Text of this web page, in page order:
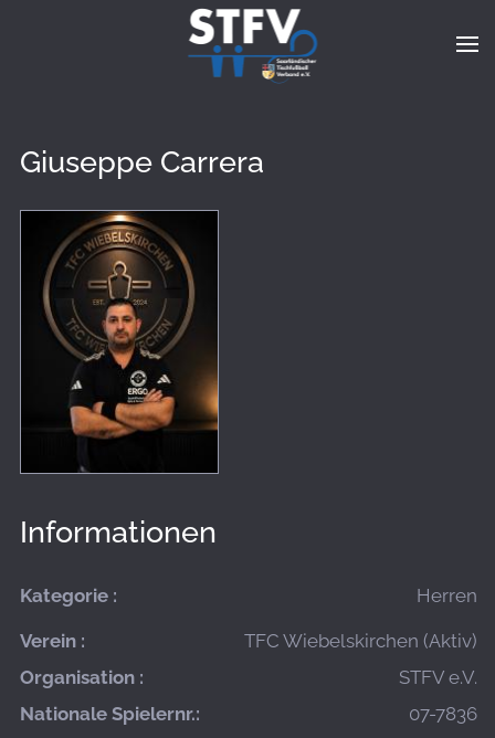
Zum Hauptinhalt springen
Giuseppe Carrera
Informationen
Kategorie : Herren
Verein :
TFC Wiebelskirchen (Aktiv)
Organisation :
STFV e.V.
Nationale Spielernr.:
07-7836